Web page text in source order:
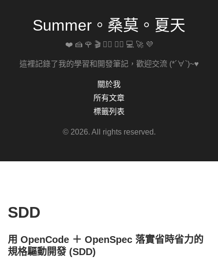
Summer。桑莫。夏天
❤️ 🍰 🌹 🎬 🚴‍♀️ 🏋️‍♀️ 💻 🚀 💜
這裡記錄了我的學習和開發筆記，歡迎交流 (*´∀`)~♥
關於我
所有文章
標籤列表
© 2026. All rights reserved.
SDD
用 OpenCode ＋ OpenSpec 落實省時省力的
規格驅動開發 (SDD)